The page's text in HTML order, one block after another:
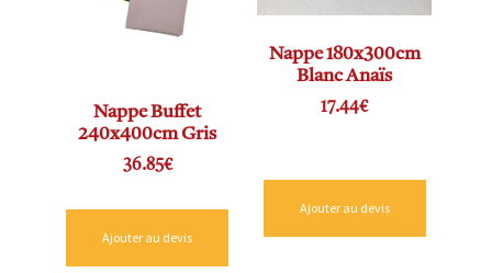
Nappe Buffet
240x400cm Gris
36.85€
Ajouter au devis
Nappe 180x300cm
Blanc Anaïs
17.44€
Ajouter au devis